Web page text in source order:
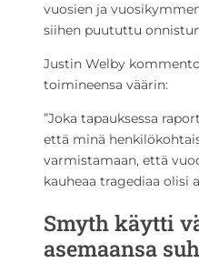
vuosien ja
siihen puututtu
Justin Welby
toimineensa väärin:
”Joka tapauksessa
että minä
varmistamaan, että
kauheaa tragediaa olisi
Smyth käytti
asemaansa